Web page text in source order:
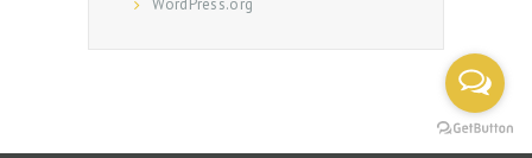
WordPress.org